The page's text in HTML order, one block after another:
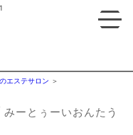
エステサロン
みーとぅーいおんたう